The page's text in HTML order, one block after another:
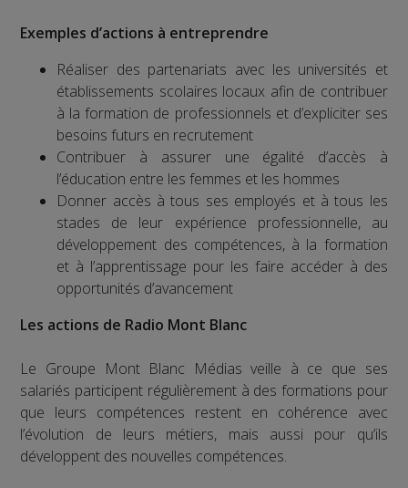
Exemples d’actions à entreprendre
Réaliser des partenariats avec les universités et
établissements scolaires locaux afin de contribuer
à la formation de professionnels et d’expliciter ses
besoins futurs en recrutement
Contribuer à assurer une égalité d’accès à
l’éducation entre les femmes et les hommes
Donner accès à tous ses employés et à tous les
stades de leur expérience professionnelle, au
développement des compétences, à la formation
et à l’apprentissage pour les faire accéder à des
opportunités d’avancement
Les actions de Radio Mont Blanc
Le Groupe Mont Blanc Médias veille à ce que ses
salariés participent régulièrement à des formations pour
que leurs compétences restent en cohérence avec
l’évolution de leurs métiers, mais aussi pour qu’ils
développent des nouvelles compétences.